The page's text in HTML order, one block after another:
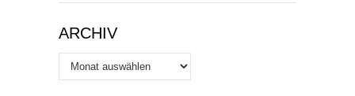
ARCHIV
Archiv